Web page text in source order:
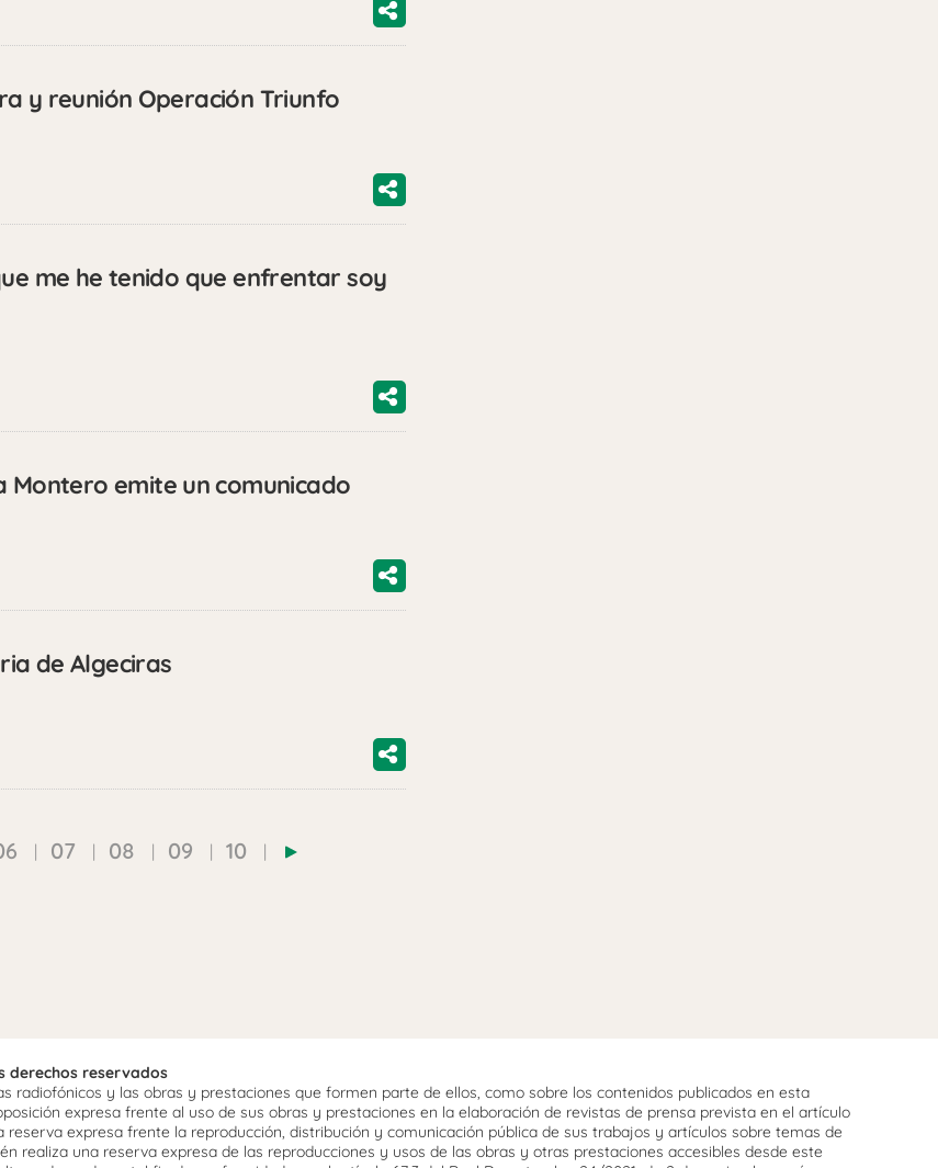
y reunión Operación Triunfo
me he tenido que enfrentar soy
Montero emite un comunicado
de Algeciras
07 08 09 10
derechos reservados
y las obras y prestaciones que formen parte de ellos, como sobre los contenidos publicados en esta
expresa frente al uso de sus obras y prestaciones en la elaboración de revistas de prensa prevista en el artículo
reserva expresa frente la reproducción, distribución y comunicación pública de sus trabajos y artículos sobre temas de
realiza una reserva expresa de las reproducciones y usos de las obras y otras prestaciones accesibles desde este